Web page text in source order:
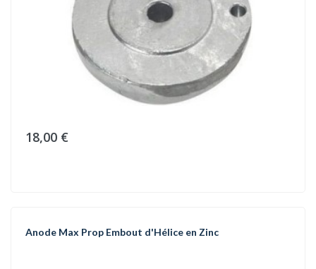
18,00 €
Anode Max Prop Embout d'Hélice en Zinc